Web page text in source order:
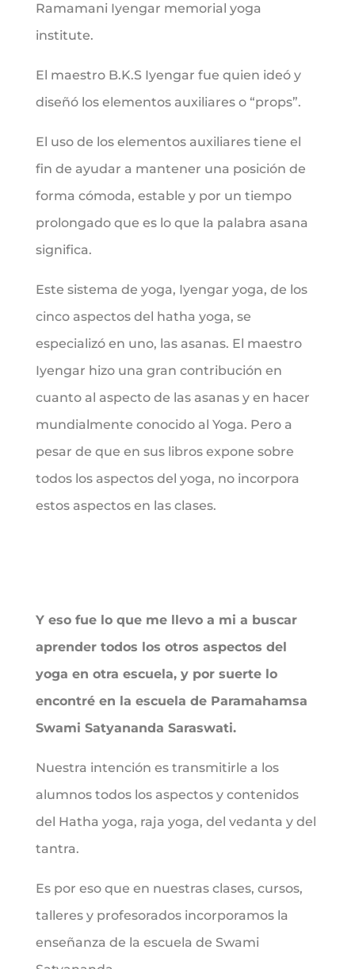
Ramamani Iyengar memorial yoga
institute.
El maestro B.K.S Iyengar fue quien ideó y
diseñó los elementos auxiliares o “props”.
El uso de los elementos auxiliares tiene el
fin de ayudar a mantener una posición de
forma cómoda, estable y por un tiempo
prolongado que es lo que la palabra asana
significa.
Este sistema de yoga, Iyengar yoga, de los
cinco aspectos del hatha yoga, se
especializó en uno, las asanas. El maestro
Iyengar hizo una gran contribución en
cuanto al aspecto de las asanas y en hacer
mundialmente conocido al Yoga. Pero a
pesar de que en sus libros expone sobre
todos los aspectos del yoga, no incorpora
estos aspectos en las clases.
Y eso fue lo que me llevo a mi a buscar
aprender todos los otros aspectos del
yoga en otra escuela, y por suerte lo
encontré en la escuela de Paramahamsa
Swami Satyananda Saraswati.
Nuestra intención es transmitirle a los
alumnos todos los aspectos y contenidos
del Hatha yoga, raja yoga, del vedanta y del
tantra.
Es por eso que en nuestras clases, cursos,
talleres y profesorados incorporamos la
enseñanza de la escuela de Swami